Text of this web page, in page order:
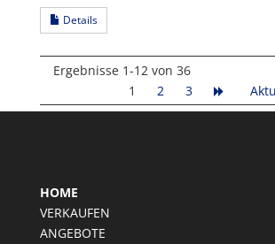
Details
Ergebnisse 1-12 von 36
1
2 3
HOME
VERKAUFEN
ANGEBOTE